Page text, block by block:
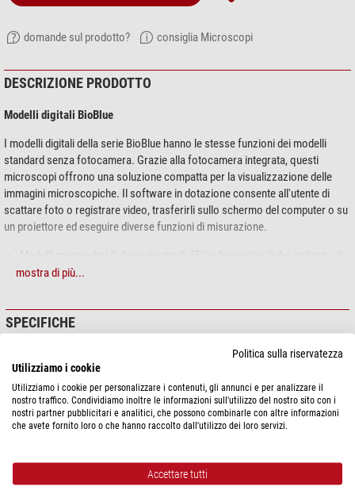
domande sul prodotto? consiglia Microscopi
DESCRIZIONE PRODOTTO
Modelli digitali BioBlue
I modelli digitali della serie BioBlue hanno le stesse funzioni dei modelli
standard senza fotocamera. Grazie alla fotocamera integrata, questi
microscopi offrono una soluzione compatta per la visualizzazione delle
immagini microscopiche. Il software in dotazione consente all'utente di
scattare foto o registrare video, trasferirli sullo schermo del computer o su
un proiettore ed eseguire diverse funzioni di misurazione.
30°)
Obiettivi semi-plan achromatici: 4x 10x 20x S40x S60x e S100x-olio (a
Tavolino traslatore microscopio (130 x 130 mm) con tavolino crociato
X-Y integrato 70 x 28 mm (ad eccezione del modello BB.4205. Questo
modello ha un tavolino semplice 120 x 120 mm ed è dotato di 2 morsetti
portaoggetti non rimovibili)
Illuminazione LED 1W (monoculare), illuminazione NeoLED 1W
mostra di più...
SPECIFICHE
Irisdiaphragma (Condensatore di
Abbe NA 1.25 con diaframma ad
iride e portafiltro, regolabile in
Semi planare acromatico
Politica sulla riservatezza
Utilizziamo i cookie
Utilizziamo i cookie per personalizzare i contenuti, gli annunci e per analizzare il
nostro traffico. Condividiamo inoltre le informazioni sull'utilizzo del nostro sito con i
nostri partner pubblicitari e analitici, che possono combinarle con altre informazioni
che avete fornito loro o che hanno raccolto dall'utilizzo dei loro servizi.
Accettare tutti